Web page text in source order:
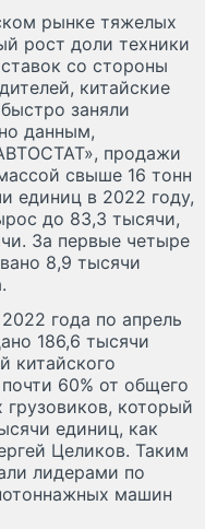
рынке тяжелых
рост доли техники
со стороны
китайские
заняли
данным,
продажи
свыше 16 тонн
единиц в 2022 году,
до 83,3 тысячи,
За первые четыре
8,9 тысячи
года по апрель
186,6 тысячи
китайского
60% от общего
который
единиц, как
Целиков. Таким
лидерами по
машин